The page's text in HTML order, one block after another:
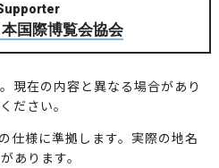
国際博覧会協会
現在の内容と異なる場合があり
ださい。
様に準拠します。実際の地名
あります。